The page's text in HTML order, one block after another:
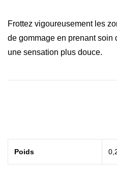
Frottez vigoureusement les
de gommage en prenant soin
une sensation plus douce.
Poids